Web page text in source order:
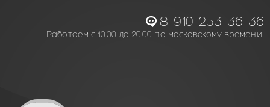
8-910-253-36-36
Работаем с 10.00 до 20.00 по московскому времени.